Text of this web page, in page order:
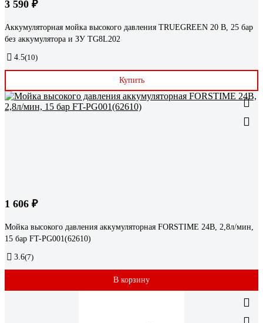
3 590 ₽
Аккумуляторная мойка высокого давления TRUEGREEN 20 В, 25 бар
без аккумулятора и ЗУ TG8L202
4.5(10)
Купить
1 606 ₽
Мойка высокого давления аккумуляторная FORSTIME 24В, 2,8л/мин,
15 бар FT-PG001(62610)
3.6(7)
В корзину